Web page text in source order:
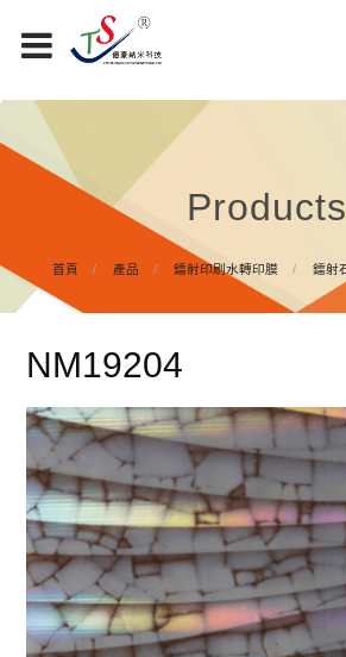
Products
首頁 產品 鐳射印刷水轉印膜 鐳射
NM19204